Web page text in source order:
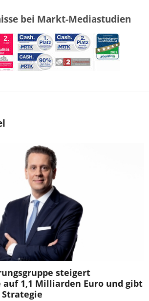
bei Markt-Mediastudien
steigert
1,1 Milliarden Euro und gibt